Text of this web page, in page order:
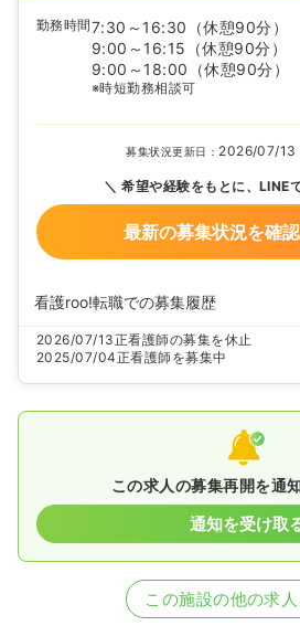
勤務時間7:30～16:30
（休憩90分）
9:00～16:15
（休憩90分）
9:00～18:00
（休憩90分）
※時短勤務相談可
募集状況更新日： 2026/07/13
希望や経験をもとに、LINE
最新の募集状況を確
看護roo!転職での募集履歴
2026/07/13正看護師の募集を休止
2025/07/04正看護師を募集中
この求人の募集再開を通
通知を受け取
この施設の他の求